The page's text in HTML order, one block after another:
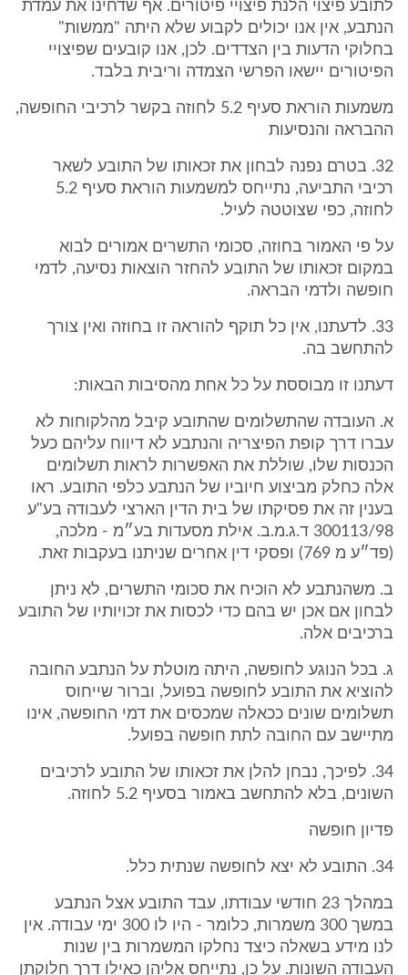
לתובע פיצוי הלנת פיצויי פיטורים. אף שדחינו את עמדת
הנתבע, אין אנו יכולים לקבוע שלא היתה "ממשות"
בחלוקי הדעות בין הצדדים. לכן, אנו קובעים שפיצויי
הפיטורים יישאו הפרשי הצמדה וריבית בלבד.
משמעות הוראת סעיף 5.2 לחוזה בקשר לרכיבי החופשה,
ההבראה והנסיעות
32. בטרם נפנה לבחון את זכאותו של התובע לשאר
רכיבי התביעה, נתייחס למשמעות הוראת סעיף 5.2
לחוזה, כפי שצוטטה לעיל.
על פי האמור בחוזה, סכומי התשרים אמורים לבוא
במקום זכאותו של התובע להחזר הוצאות נסיעה, לדמי
חופשה ולדמי הבראה.
33. לדעתנו, אין כל תוקף להוראה זו בחוזה ואין צורך
להתחשב בה.
דעתנו זו מבוססת על כל אחת מהסיבות הבאות:
א. העובדה שהתשלומים שהתובע קיבל מהלקוחות לא
עברו דרך קופת הפיצריה והנתבע לא דיווח עליהם כעל
הכנסות שלו, שוללת את האפשרות לראות תשלומים
אלה כחלק מביצוע חיוביו של הנתבע כלפי התובע. ראו
בענין זה את פסיקתו של בית הדין הארצי לעבודה בע"ע
300113/98 ד.ג.מ.ב. אילת מסעדות בע״מ - מלכה,
(פד״ע מ 769) ופסקי דין אחרים שניתנו בעקבות זאת.
ב. משהנתבע לא הוכיח את סכומי התשרים, לא ניתן
לבחון אם אכן יש בהם כדי לכסות את זכויותיו של התובע
ברכיבים אלה.
ג. בכל הנוגע לחופשה, היתה מוטלת על הנתבע החובה
להוציא את התובע לחופשה בפועל, וברור שייחוס
תשלומים שונים ככאלה שמכסים את דמי החופשה, אינו
מתיישב עם החובה לתת חופשה בפועל.
34. לפיכך, נבחן להלן את זכאותו של התובע לרכיבים
השונים, בלא להתחשב באמור בסעיף 5.2 לחוזה.
פדיון חופשה
34. התובע לא יצא לחופשה שנתית כלל.
במהלך 23 חודשי עבודתו, עבד התובע אצל הנתבע
במשך 300 משמרות, כלומר - היו לו 300 ימי עבודה. אין
לנו מידע בשאלה כיצד נחלקו המשמרות בין שנות
העבודה השונות. על כן, נתייחס אליהן כאילו דרך חלוקתן